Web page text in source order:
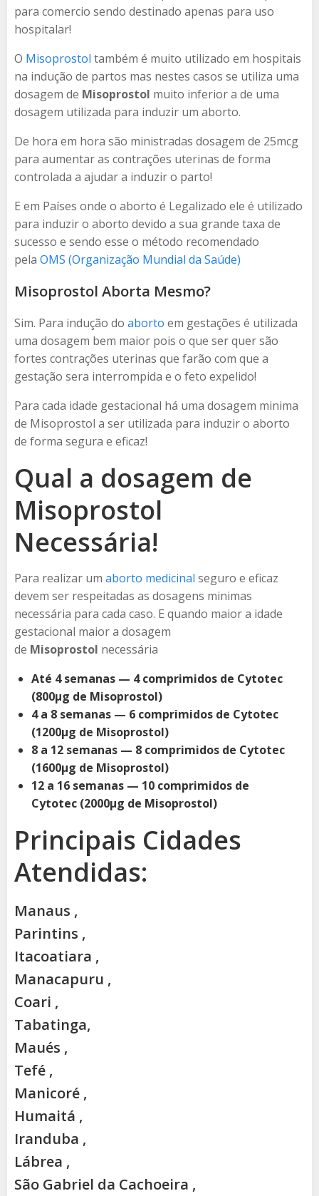
para comercio sendo destinado apenas para uso
hospitalar!
O Misoprostol também é muito utilizado em hospitais
na indução de partos mas nestes casos se utiliza uma
dosagem de Misoprostol muito inferior a de uma
dosagem utilizada para induzir um aborto.
De hora em hora são ministradas dosagem de 25mcg
para aumentar as contrações uterinas de forma
controlada a ajudar a induzir o parto!
E em Países onde o aborto é Legalizado ele é utilizado
para induzir o aborto devido a sua grande taxa de
sucesso e sendo esse o método recomendado
pela OMS (Organização Mundial da Saúde)
Misoprostol Aborta Mesmo?
Sim. Para indução do aborto em gestações é utilizada
uma dosagem bem maior pois o que ser quer são
fortes contrações uterinas que farão com que a
gestação sera interrompida e o feto expelido!
Para cada idade gestacional há uma dosagem minima
de Misoprostol a ser utilizada para induzir o aborto
de forma segura e eficaz!
Qual a dosagem de
Misoprostol
Necessária!
Para realizar um aborto medicinal seguro e eficaz
devem ser respeitadas as dosagens minimas
necessária para cada caso. E quando maior a idade
gestacional maior a dosagem
de Misoprostol necessária
Até 4 semanas — 4 comprimidos de Cytotec
(800µg de Misoprostol)
4 a 8 semanas — 6 comprimidos de Cytotec
(1200µg de Misoprostol)
8 a 12 semanas — 8 comprimidos de Cytotec
(1600µg de Misoprostol)
12 a 16 semanas — 10 comprimidos de
Cytotec (2000µg de Misoprostol)
Principais Cidades
Atendidas:
Manaus ,
Parintins ,
Itacoatiara ,
Manacapuru ,
Coari ,
Tabatinga,
Maués ,
Tefé ,
Manicoré ,
Humaitá ,
Iranduba ,
Lábrea ,
São Gabriel da Cachoeira ,